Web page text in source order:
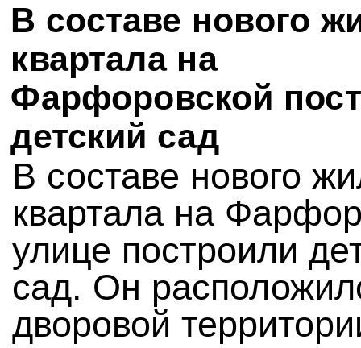
В составе нового
квартала на
Фарфоровской
детский сад
В составе нового
квартала на
улице построили
сад. Он
дворовой